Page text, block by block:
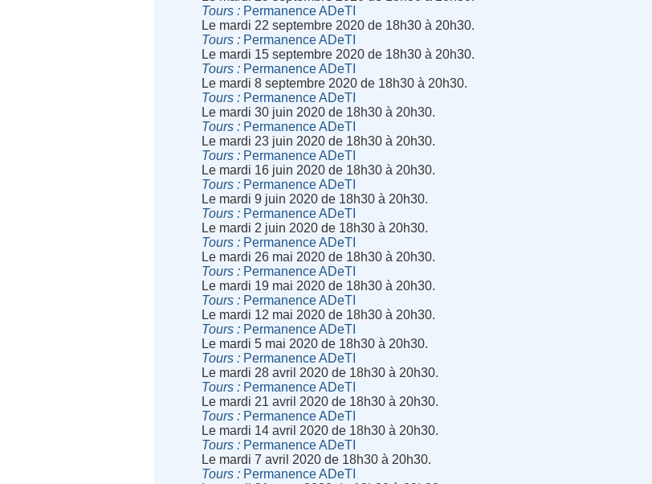
Tours
Permanence ADeTI
Le mardi 22 septembre 2020 de 18h30 à 20h30.
Tours
Permanence ADeTI
Le mardi 15 septembre 2020 de 18h30 à 20h30.
Tours
Permanence ADeTI
Le mardi 8 septembre 2020 de 18h30 à 20h30.
Tours
Permanence ADeTI
Le mardi 30 juin 2020 de 18h30 à 20h30.
Tours
Permanence ADeTI
Le mardi 23 juin 2020 de 18h30 à 20h30.
Tours
Permanence ADeTI
Le mardi 16 juin 2020 de 18h30 à 20h30.
Tours
Permanence ADeTI
Le mardi 9 juin 2020 de 18h30 à 20h30.
Tours
Permanence ADeTI
Le mardi 2 juin 2020 de 18h30 à 20h30.
Tours
Permanence ADeTI
Le mardi 26 mai 2020 de 18h30 à 20h30.
Tours
Permanence ADeTI
Le mardi 19 mai 2020 de 18h30 à 20h30.
Tours
Permanence ADeTI
Le mardi 12 mai 2020 de 18h30 à 20h30.
Tours
Permanence ADeTI
Le mardi 5 mai 2020 de 18h30 à 20h30.
Tours
Permanence ADeTI
Le mardi 28 avril 2020 de 18h30 à 20h30.
Tours
Permanence ADeTI
Le mardi 21 avril 2020 de 18h30 à 20h30.
Tours
Permanence ADeTI
Le mardi 14 avril 2020 de 18h30 à 20h30.
Tours
Permanence ADeTI
Le mardi 7 avril 2020 de 18h30 à 20h30.
Tours
Permanence ADeTI